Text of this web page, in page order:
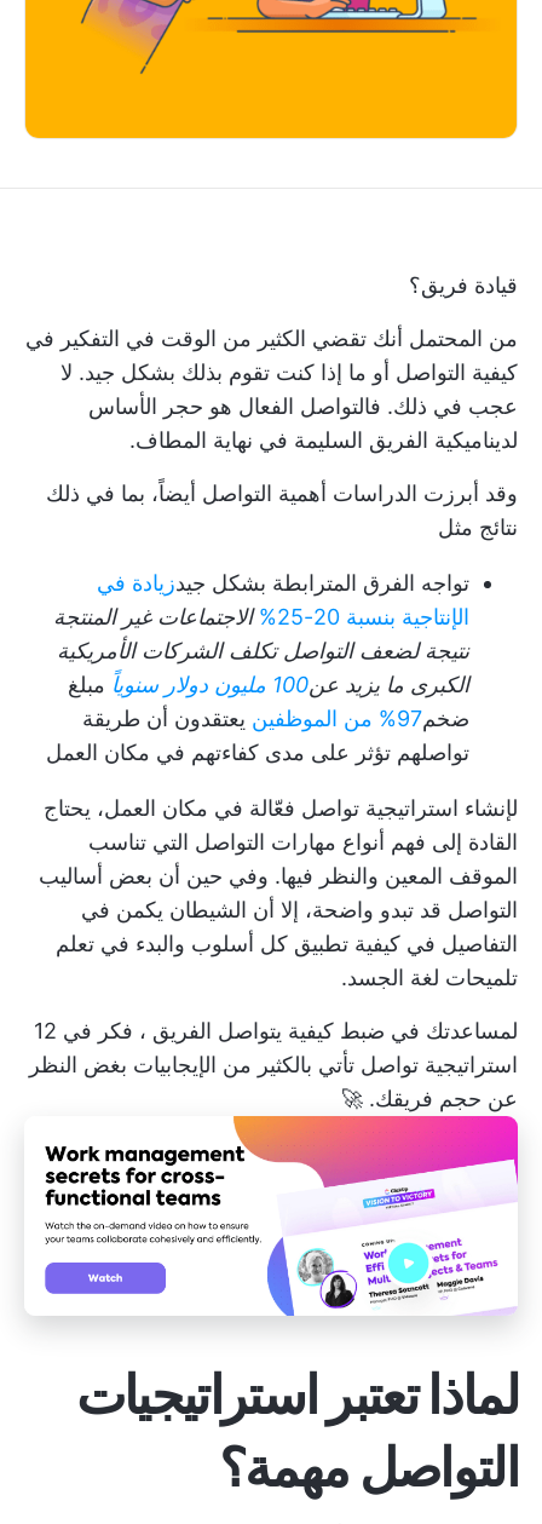
قيادة فريق؟
من المحتمل أنك تقضي الكثير من الوقت في التفكير في
كيفية التواصل أو ما إذا كنت تقوم بذلك بشكل جيد. لا
عجب في ذلك. فالتواصل الفعال هو حجر الأساس
لديناميكية الفريق السليمة في نهاية المطاف.
وقد أبرزت الدراسات أهمية التواصل أيضاً، بما في ذلك
نتائج مثل
تواجه الفرق المترابطة بشكل جيدزيادة في
الإنتاجية بنسبة 20-25%
الاجتماعات غير المنتجة
نتيجة لضعف التواصل تكلف الشركات الأمريكية
الكبرى ما يزيد عن100 مليون دولار سنوياً
مبلغ
ضخم97% من الموظفين
يعتقدون أن طريقة
تواصلهم تؤثر على مدى كفاءتهم في مكان العمل
لإنشاء استراتيجية تواصل فعّالة في مكان العمل، يحتاج
القادة إلى فهم أنواع مهارات التواصل التي تناسب
الموقف المعين والنظر فيها. وفي حين أن بعض أساليب
التواصل قد تبدو واضحة، إلا أن الشيطان يكمن في
التفاصيل في كيفية تطبيق كل أسلوب والبدء في تعلم
تلميحات لغة الجسد.
لمساعدتك في ضبط كيفية يتواصل الفريق
، فكر في 12
استراتيجية تواصل تأتي بالكثير من الإيجابيات بغض النظر
عن حجم فريقك. 🚀
لماذا تعتبر استراتيجيات
التواصل مهمة؟